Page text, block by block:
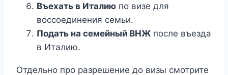
Въехать в Италию по визе для
воссоединения семьи.
Подать на семейный ВНЖ после въезда
в Италию.
Отдельно про разрешение до визы смотрите